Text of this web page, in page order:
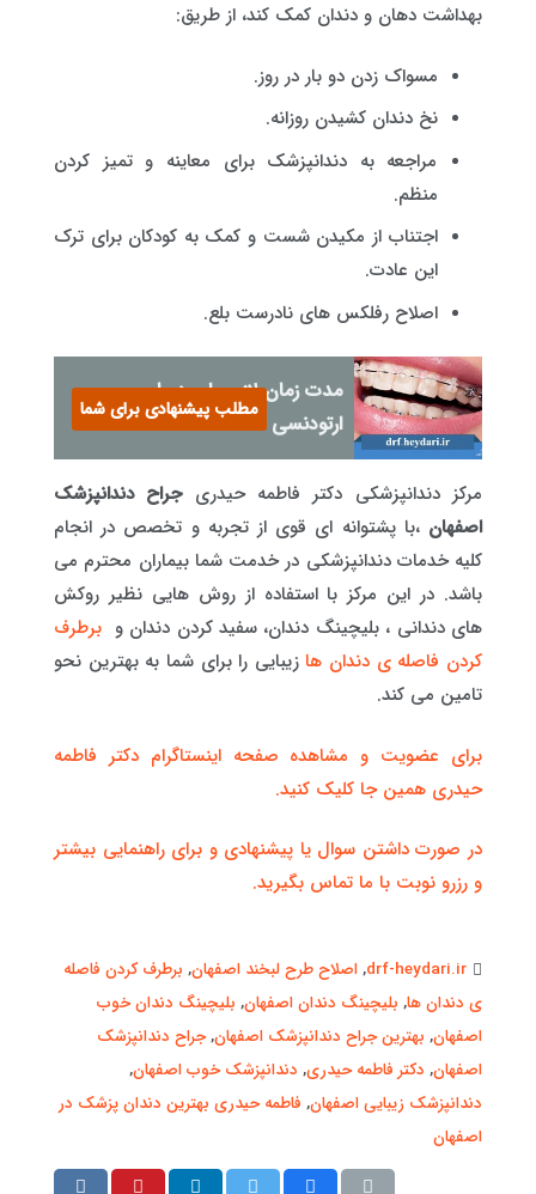
بهداشت دهان و دندان کمک کند، از طریق:
مسواک زدن دو بار در روز.
نخ دندان کشیدن روزانه.
مراجعه به دندانپزشک برای معاینه و تمیز کردن
منظم.
اجتناب از مکیدن شست و کمک به کودکان برای ترک
این عادت.
اصلاح رفلکس های نادرست بلع.
مدت زمان لازم برای درمان
ارتودنسی مطلب پیشنهادی برای شما
مرکز دندانپزشکی دکتر فاطمه حیدریجراح دندانپزشک
اصفهان ،با پشتوانه ای قوی از تجربه و تخصص در انجام
کلیه خدمات دندانپزشکی در خدمت شما بیماران محترم می
باشد. در این مرکز با استفاده از روش هایی نظیر روکش
های دندانی ، بلیچینگ دندان، سفید کردن دندان و برطرف
کردن فاصله ی دندان هازیبایی را برای شما به بهترین نحو
تامین می کند.
برای عضویت و مشاهده صفحه اینستاگرام دکتر فاطمه
حیدری همین جا کلیک کنید.
در صورت داشتن سوال یا پیشنهادی و برای راهنمایی بیشتر
و رزرو نوبت با ما تماس بگیرید.
drf-heydari.ir
,اصلاح طرح لبخند اصفهان, برطرف کردن فاصله
ی دندان ها, بلیچینگ دندان اصفهان, بلیچینگ دندان خوب
اصفهان, بهترین جراح دندانپزشک اصفهان,جراح دندانپزشک
اصفهان, دکتر فاطمه حیدری, دندانپزشک خوب اصفهان,
دندانپزشک زیبایی اصفهان, فاطمه حیدری بهترین دندان پزشک در
اصفهان